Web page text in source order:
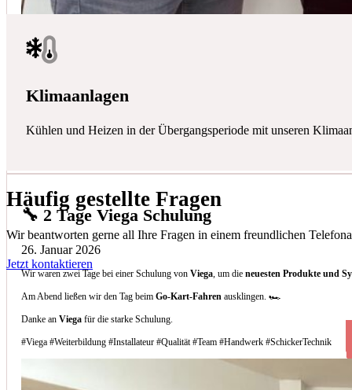
🔧 2 Tage Viega Schulung
26. Januar 2026
Wir waren zwei Tage bei einer Schulung vonViega, um dieneuesten Produkte und
Am Abend ließen wir den Tag beimGo-Kart-Fahren ausklingen. 🏎️
Danke anViega für die starke Schulung.
#Viega #Weiterbildung #Installateur #Qualität #Team #Handwerk #SchickerTechnik
Klimaanlagen
Kühlen und Heizen in der Übergangsperiode mit unseren
Häufig gestellte Fragen
Wir beantworten gerne all Ihre Fragen in einem freundlichen
Jetzt kontaktieren
Welche Arten von Klimaanlagen installieren